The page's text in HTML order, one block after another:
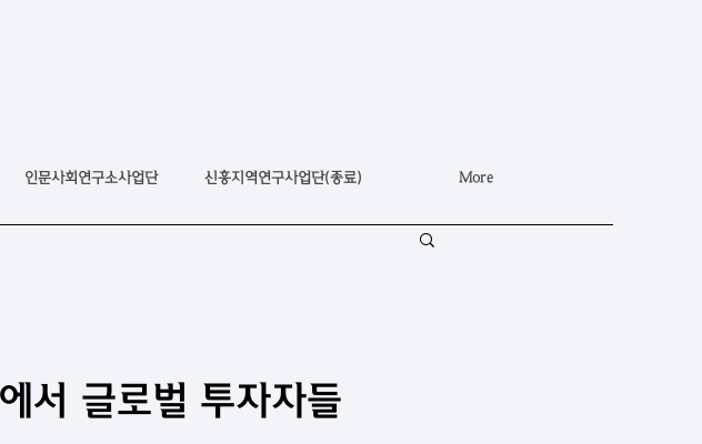
인문사회연구소사업단 신흥지역연구사업단(종료) More
서 글로벌 투자자들